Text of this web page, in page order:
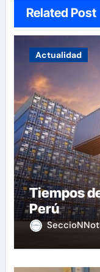
Related Post
Actualidad
Tiempos
Perú